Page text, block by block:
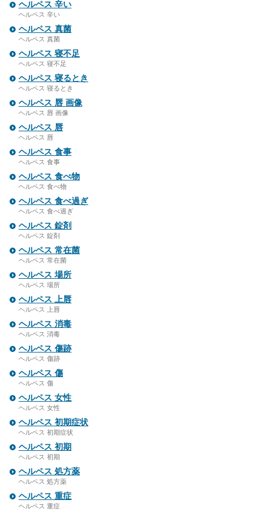
ヘルペス 辛い
ヘルペス 辛い
ヘルペス 真菌
ヘルペス 真菌
ヘルペス 寝不足
ヘルペス 寝不足
ヘルペス 寝るとき
ヘルペス 寝るとき
ヘルペス 唇 画像
ヘルペス 唇 画像
ヘルペス 唇
ヘルペス 唇
ヘルペス 食事
ヘルペス 食事
ヘルペス 食べ物
ヘルペス 食べ物
ヘルペス 食べ過ぎ
ヘルペス 食べ過ぎ
ヘルペス 錠剤
ヘルペス 錠剤
ヘルペス 常在菌
ヘルペス 常在菌
ヘルペス 場所
ヘルペス 場所
ヘルペス 上唇
ヘルペス 上唇
ヘルペス 消毒
ヘルペス 消毒
ヘルペス 傷跡
ヘルペス 傷跡
ヘルペス 傷
ヘルペス 傷
ヘルペス 女性
ヘルペス 女性
ヘルペス 初期症状
ヘルペス 初期症状
ヘルペス 初期
ヘルペス 初期
ヘルペス 処方薬
ヘルペス 処方薬
ヘルペス 重症
ヘルペス 重症